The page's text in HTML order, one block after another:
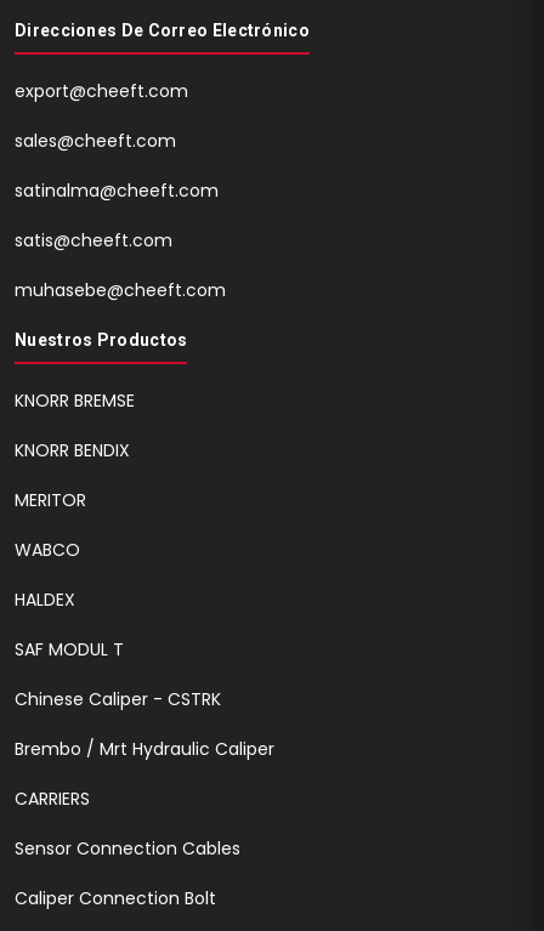
Direcciones De Correo Electrónico
export@cheeft.com
sales@cheeft.com
satinalma@cheeft.com
satis@cheeft.com
muhasebe@cheeft.com
Nuestros Productos
KNORR BREMSE
KNORR BENDIX
MERITOR
WABCO
HALDEX
SAF MODUL T
Chinese Caliper - CSTRK
Brembo / Mrt Hydraulic Caliper
CARRIERS
Sensor Connection Cables
Caliper Connection Bolt